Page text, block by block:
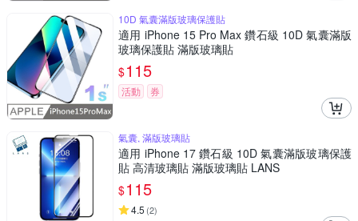
10D 氣囊滿版玻璃保護貼
適用 iPhone 15 Pro Max 鑽石級 10D 氣囊滿版
玻璃保護貼 滿版玻璃貼
$115
活動 券
氣囊, 滿版玻璃貼
適用 iPhone 17 鑽石級 10D 氣囊滿版玻璃保護
貼 高清玻璃貼 滿版玻璃貼 LANS
$115
4.5 (2)